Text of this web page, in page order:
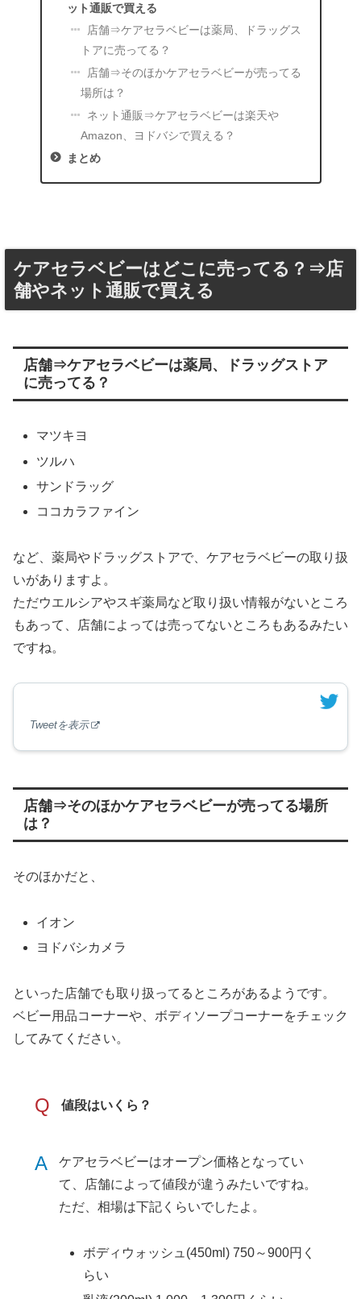
ット通販で買える
店舗⇒ケアセラベビーは薬局、ドラッグス
トアに売ってる？
店舗⇒そのほかケアセラベビーが売ってる
場所は？
ネット通販⇒ケアセラベビーは楽天や
Amazon、ヨドバシで買える？
まとめ
ケアセラベビーはどこに売ってる？⇒店
舗やネット通販で買える
店舗⇒ケアセラベビーは薬局、ドラッグストア
に売ってる？
マツキヨ
ツルハ
サンドラッグ
ココカラファイン
など、薬局やドラッグストアで、ケアセラベビーの取り扱
いがありますよ。
ただウエルシアやスギ薬局など取り扱い情報がないところ
もあって、店舗によっては売ってないところもあるみたい
ですね。
Tweetを表示
店舗⇒そのほかケアセラベビーが売ってる場所
は？
そのほかだと、
イオン
ヨドバシカメラ
といった店舗でも取り扱ってるところがあるようです。
ベビー用品コーナーや、ボディソープコーナーをチェック
してみてください。
Q 値段はいくら？
A
ケアセラベビーはオープン価格となってい
て、店舗によって値段が違うみたいですね。
ただ、相場は下記くらいでしたよ。
ボディウォッシュ(450ml) 750～900円く
らい